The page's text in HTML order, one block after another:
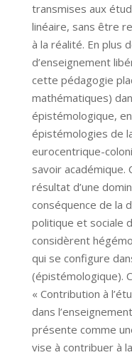
transmises aux
linéaire, sans être
à la réalité. En plus
d’enseignement
cette pédagogie
mathématiques)
épistémologique,
épistémologies de
eurocentrique-
savoir académique.
résultat d’une
conséquence de la
politique et sociale
considèrent
qui se configure
(épistémologique).
« Contribution à
dans
présente comme
vise à contribuer à